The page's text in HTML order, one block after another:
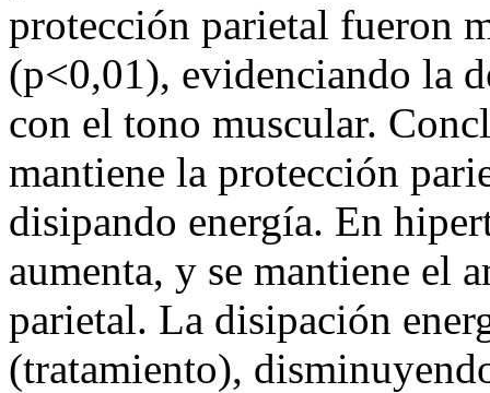
protección parietal fueron
(p<0,01), evidenciando la
con el tono muscular.
mantiene la protección
disipando energía. En
aumenta, y se mantiene el
parietal. La disipación
(tratamiento),